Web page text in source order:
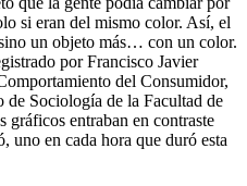
si eran del mismo color. Así, el
un objeto más… con un color.
por Francisco Javier
del Consumidor,
de Sociología de la Facultad de
gráficos entraban en contraste
uno en cada hora que duró esta